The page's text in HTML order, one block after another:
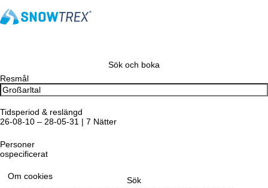
Om cookies
Sök och boka
Resmål
Tidsperiod & reslängd
26-08-10 – 28-05-31 | 7 Nätter
Personer
ospecificerat
Sök